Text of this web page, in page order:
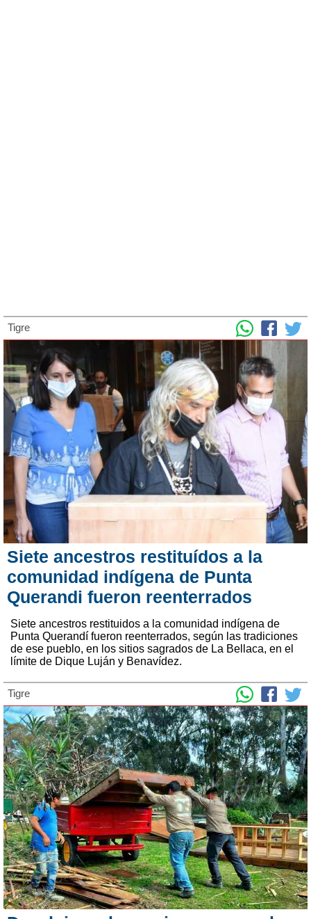
Tigre
Siete ancestros restituídos a la
comunidad indígena de Punta
Querandi fueron reenterrados
Siete ancestros restituidos a la comunidad indígena de
Punta Querandí fueron reenterrados, según las tradiciones
de ese pueblo, en los sitios sagrados de La Bellaca, en el
límite de Dique Luján y Benavídez.
Tigre